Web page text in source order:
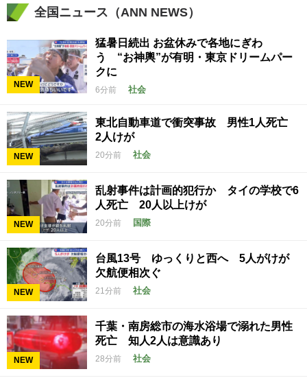
全国ニュース（ANN NEWS）
NEW
猛暑日続出 お盆休みで各地にぎわ
う “お神輿”が有明・東京ドリームパー
クに
6分前 社会
NEW
東北自動車道で衝突事故 男性1人死亡
2人けが
20分前 社会
NEW
乱射事件は計画的犯行か タイの学校で6
人死亡 20人以上けが
20分前 国際
NEW
台風13号 ゆっくりと西へ 5人がけが
欠航便相次ぐ
21分前 社会
NEW
千葉・南房総市の海水浴場で溺れた男性
死亡 知人2人は意識あり
28分前 社会